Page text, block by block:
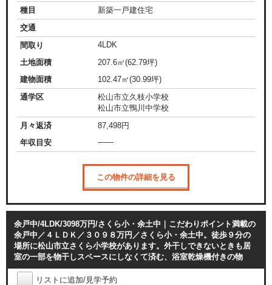
種目
新築一戸建住宅
交通
間取り
4LDK
土地面積
207.6㎡(62.79坪)
建物面積
102.47㎡(30.99坪)
通学区
松山市立久枝小学校
松山市立鴨川中学校
月々返済
87,498円
年収目安
——
この物件の詳細を見る
余戸中/4LDK/3098万円/さくら小・余土中｜こだわりポイント満載の
余戸中／４ＬＤＫ／３０９８万円／さくら小・余土中。徒歩９分の
場所に松山市立さくら小学校があります。外干しできないときも居
室の一部を物干しスペースにしなくて済む、浴室乾燥機付きの物
リストに追加/見学予約